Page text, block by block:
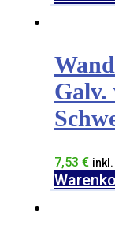
Galv.
7,53 € inkl.